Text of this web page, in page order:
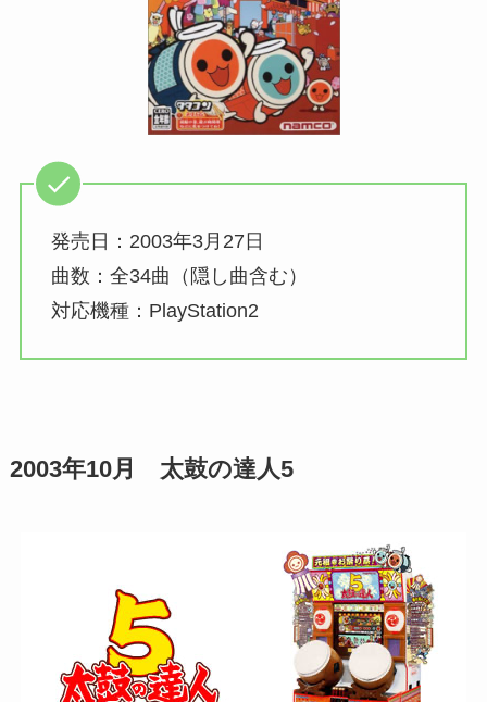
発売日：2003年3月27日
曲数：全34曲（隠し曲含む）
対応機種：PlayStation2
2003年10月 太鼓の達人5